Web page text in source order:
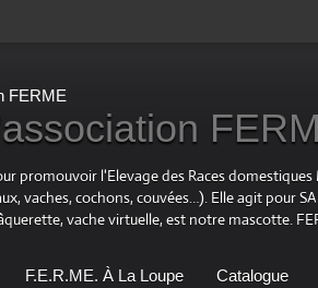
promouvoir l'Elevage des Races
vaches, cochons, couvées…). Elle agit pour
vache virtuelle, est notre mascotte.
F.E.R.ME. À La Loupe Catalogue